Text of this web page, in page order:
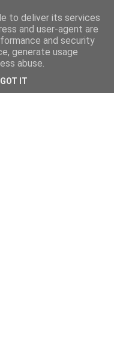
to deliver its services
and user-agent are
and security
generate usage
abuse.
GOT IT